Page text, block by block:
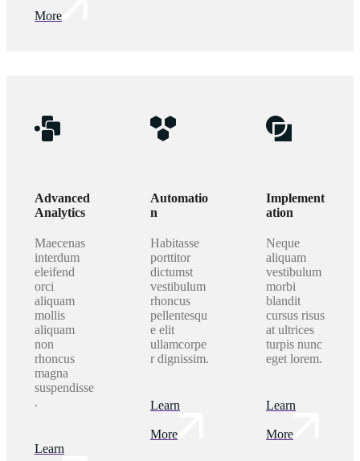
More
Advanced
Analytics
Maecenas
interdum
eleifend
orci
aliquam
mollis
aliquam
non
rhoncus
magna
suspendisse
.
Learn
Automatio
n
Habitasse
porttitor
dictumst
vestibulum
rhoncus
pellentesqu
e elit
ullamcorpe
r dignissim.
Learn
More
Implement
ation
Neque
aliquam
vestibulum
morbi
blandit
cursus risus
at ultrices
turpis nunc
eget lorem.
Learn
More